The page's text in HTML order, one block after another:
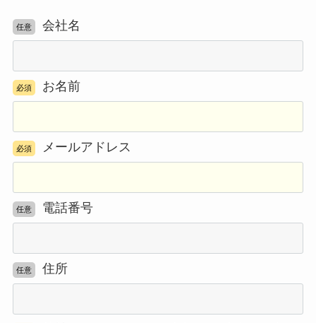
任意 会社名
必須 お名前
必須 メールアドレス
任意 電話番号
任意 住所